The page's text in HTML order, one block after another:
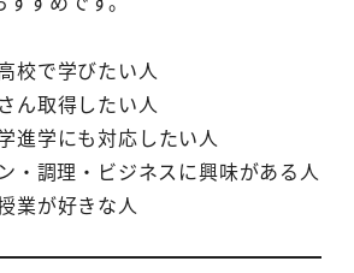
校で学びたい人
ん取得したい人
進学にも対応したい人
・調理・ビジネスに興味がある人
業が好きな人